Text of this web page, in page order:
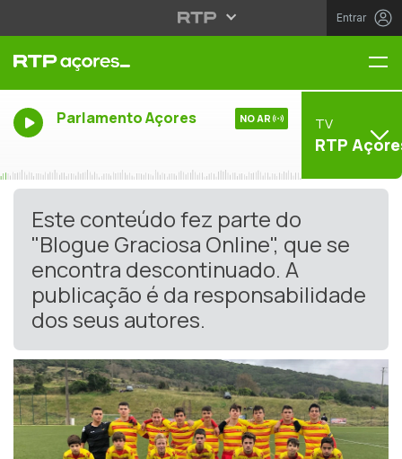
Entrar
Parlamento Açores NO AR TV
RTP
Este conteúdo fez parte do
"Blogue Graciosa Online", que se
encontra descontinuado. A
publicação é da responsabilidade
dos seus autores.